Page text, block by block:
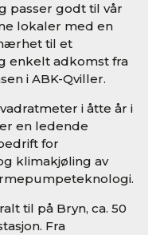
passer godt til vår
lokaler med en
til et
enkelt adkomst fra
i ABK-Qviller.
i åtte år i
en ledende
for
klimakjøling av
til på Bryn, ca. 50
Fra